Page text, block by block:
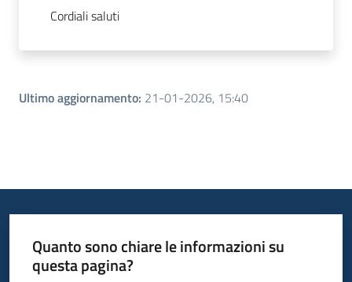
Cordiali saluti
Ultimo aggiornamento: 21-01-2026, 15:40
Quanto sono chiare le informazioni su
questa pagina?